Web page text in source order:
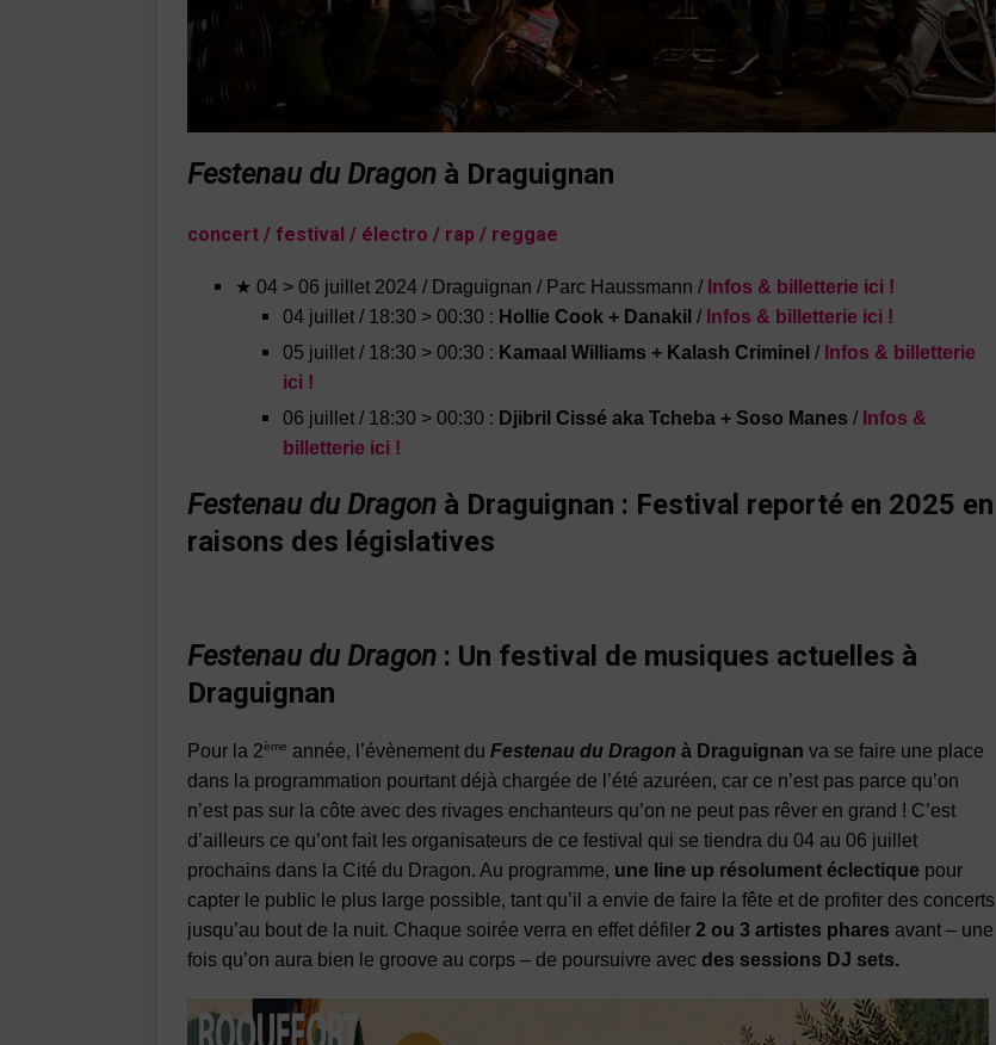
Festenau du Dragon à Draguignan
concert / festival / électro / rap / reggae
★ 04 > 06 juillet 2024 / Draguignan / Parc Haussmann / Infos & billetterie ici !
04 juillet / 18:30 > 00:30 : Hollie Cook + Danakil / Infos & billetterie ici !
05 juillet / 18:30 > 00:30 : Kamaal Williams + Kalash Criminel / Infos & billetterie
ici !
06 juillet / 18:30 > 00:30 : Djibril Cissé aka Tcheba + Soso Manes / Infos &
billetterie ici !
Festenau du Dragon à Draguignan : Festival reporté en 2025 en
raisons des législatives
Festenau du Dragon : Un festival de musiques actuelles à
Draguignan
Pour la 2ème année, l’évènement du Festenau du Dragon à Draguignan va se faire une place
dans la programmation pourtant déjà chargée de l’été azuréen, car ce n’est pas parce qu’on
n’est pas sur la côte avec des rivages enchanteurs qu’on ne peut pas rêver en grand ! C’est
d’ailleurs ce qu’ont fait les organisateurs de ce festival qui se tiendra du 04 au 06 juillet
prochains dans la Cité du Dragon. Au programme, une line up résolument éclectique pour
capter le public le plus large possible, tant qu’il a envie de faire la fête et de profiter des concerts
jusqu’au bout de la nuit. Chaque soirée verra en effet défiler 2 ou 3 artistes phares avant – une
fois qu’on aura bien le groove au corps – de poursuivre avec des sessions DJ sets.